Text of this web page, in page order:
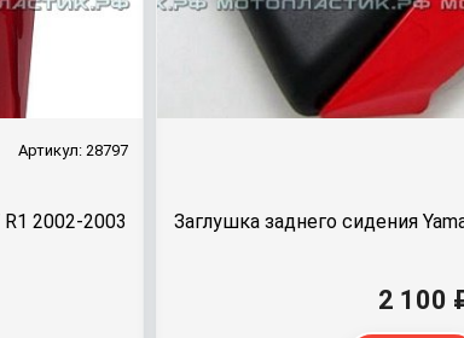
Артикул: 28797
R1 2002-2003 Заглушка заднего сидения
2 100